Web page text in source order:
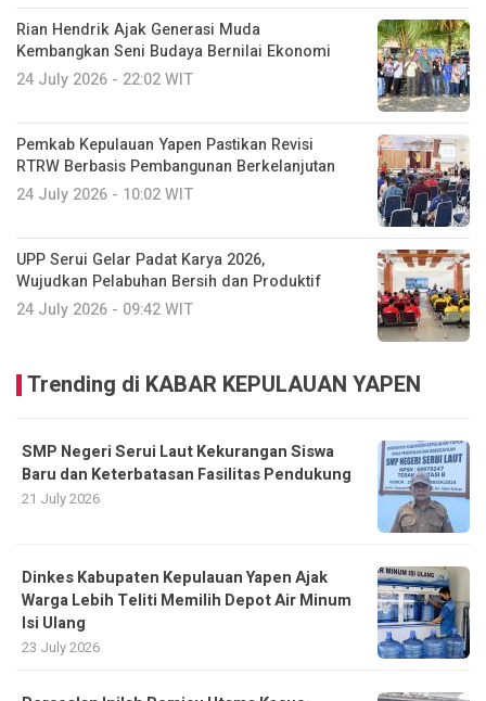
Rian Hendrik Ajak Generasi Muda
Kembangkan Seni Budaya Bernilai Ekonomi
24 July 2026 - 22:02 WIT
Pemkab Kepulauan Yapen Pastikan Revisi
RTRW Berbasis Pembangunan Berkelanjutan
24 July 2026 - 10:02 WIT
UPP Serui Gelar Padat Karya 2026,
Wujudkan Pelabuhan Bersih dan Produktif
24 July 2026 - 09:42 WIT
Trending di KABAR KEPULAUAN YAPEN
SMP Negeri Serui Laut Kekurangan Siswa
Baru dan Keterbatasan Fasilitas Pendukung
21 July 2026
Dinkes Kabupaten Kepulauan Yapen Ajak
Warga Lebih Teliti Memilih Depot Air Minum
Isi Ulang
23 July 2026